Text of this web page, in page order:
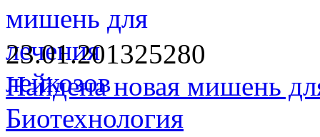
23.01.201325280
Найдена новая мишень
Биотехнология